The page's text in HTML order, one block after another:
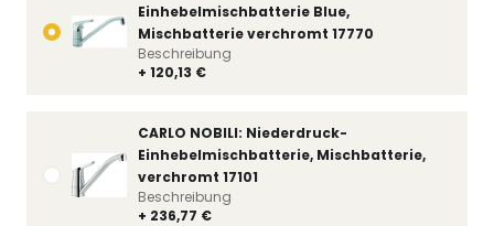
Einhebelmischbatterie Blue,
Mischbatterie verchromt 17770
+ 120,13 €
Beschreibung
CARLO NOBILI: Niederdruck-
Einhebelmischbatterie, Mischbatterie,
verchromt 17101
+ 236,77 €
Beschreibung